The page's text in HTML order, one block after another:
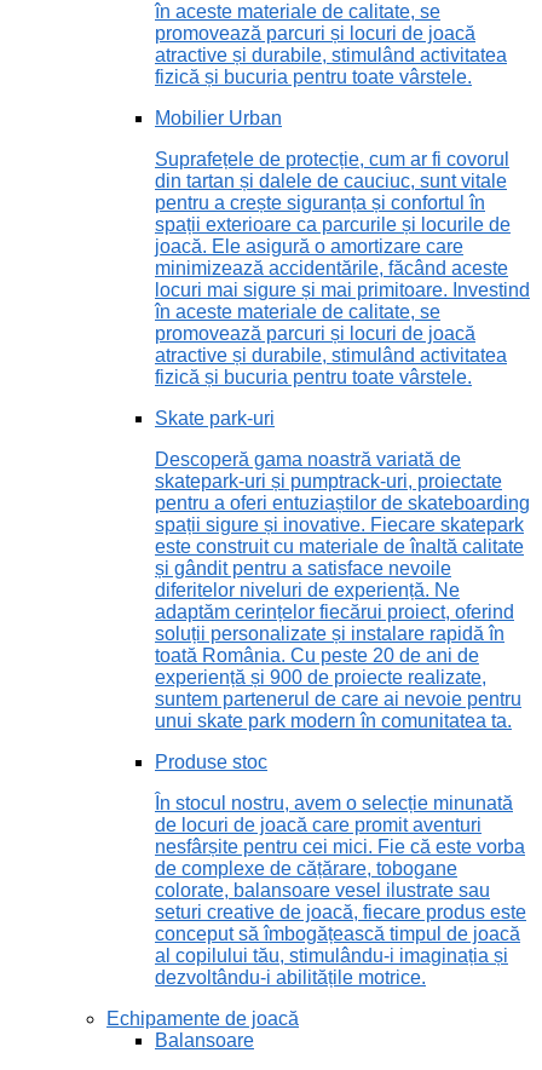
în aceste materiale de calitate, se
promovează parcuri și locuri de joacă
atractive și durabile, stimulând activitatea
fizică și bucuria pentru toate vârstele.
Mobilier Urban
Suprafețele de protecție, cum ar fi covorul
din tartan și dalele de cauciuc, sunt vitale
pentru a crește siguranța și confortul în
spații exterioare ca parcurile și locurile de
joacă. Ele asigură o amortizare care
minimizează accidentările, făcând aceste
locuri mai sigure și mai primitoare. Investind
în aceste materiale de calitate, se
promovează parcuri și locuri de joacă
atractive și durabile, stimulând activitatea
fizică și bucuria pentru toate vârstele.
Skate park-uri
Descoperă gama noastră variată de
skatepark-uri și pumptrack-uri, proiectate
pentru a oferi entuziaștilor de skateboarding
spații sigure și inovative. Fiecare skatepark
este construit cu materiale de înaltă calitate
și gândit pentru a satisface nevoile
diferitelor niveluri de experiență. Ne
adaptăm cerințelor fiecărui proiect, oferind
soluții personalizate și instalare rapidă în
toată România. Cu peste 20 de ani de
experiență și 900 de proiecte realizate,
suntem partenerul de care ai nevoie pentru
unui skate park modern în comunitatea ta.
Produse stoc
În stocul nostru, avem o selecție minunată
de locuri de joacă care promit aventuri
nesfârșite pentru cei mici. Fie că este vorba
de complexe de cățărare, tobogane
colorate, balansoare vesel ilustrate sau
seturi creative de joacă, fiecare produs este
conceput să îmbogățească timpul de joacă
al copilului tău, stimulându-i imaginația și
dezvoltându-i abilitățile motrice.
Echipamente de joacă
Balansoare